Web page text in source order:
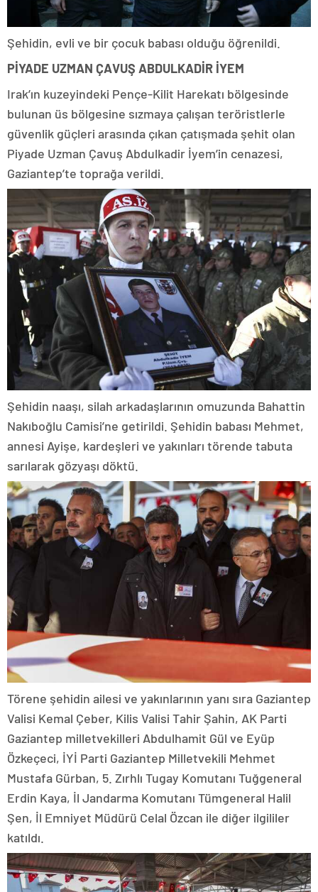
Şehidin, evli ve bir çocuk babası olduğu öğrenildi.
PİYADE UZMAN ÇAVUŞ ABDULKADİR İYEM
Irak’ın kuzeyindeki Pençe-Kilit Harekatı bölgesinde
bulunan üs bölgesine sızmaya çalışan teröristlerle
güvenlik güçleri arasında çıkan çatışmada şehit olan
Piyade Uzman Çavuş Abdulkadir İyem’in cenazesi,
Gaziantep’te toprağa verildi.
Şehidin naaşı, silah arkadaşlarının omuzunda Bahattin
Nakıboğlu Camisi’ne getirildi. Şehidin babası Mehmet,
annesi Ayişe, kardeşleri ve yakınları törende tabuta
sarılarak gözyaşı döktü.
Törene şehidin ailesi ve yakınlarının yanı sıra Gaziantep
Valisi Kemal Çeber, Kilis Valisi Tahir Şahin, AK Parti
Gaziantep milletvekilleri Abdulhamit Gül ve Eyüp
Özkeçeci, İYİ Parti Gaziantep Milletvekili Mehmet
Mustafa Gürban, 5. Zırhlı Tugay Komutanı Tuğgeneral
Erdin Kaya, İl Jandarma Komutanı Tümgeneral Halil
Şen, İl Emniyet Müdürü Celal Özcan ile diğer ilgililer
katıldı.